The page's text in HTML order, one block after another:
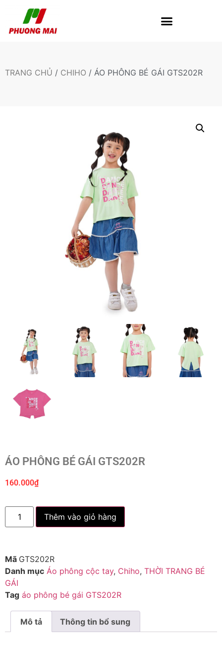
TRANG CHỦ / CHIHO / ÁO PHÔNG BÉ GÁI GTS202R
ÁO PHÔNG BÉ GÁI GTS202R
160.000₫
Thêm vào giỏ hàng
Mã GTS202R
Danh mục Áo phông cộc tay, Chiho, THỜI TRANG BÉ
GÁI
Tag áo phông bé gái GTS202R
Mô tả Thông tin bổ sung